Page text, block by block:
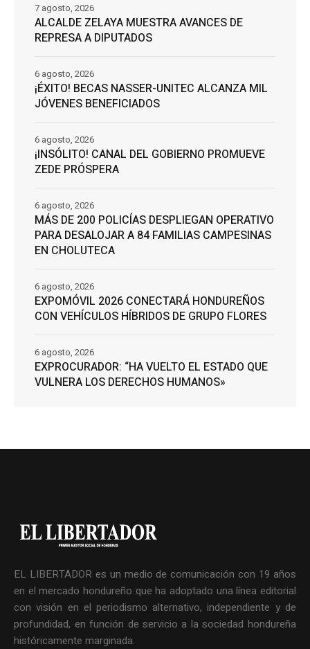
ALCALDE ZELAYA MUESTRA AVANCES DE
REPRESA A DIPUTADOS
7 agosto, 2026
¡ÉXITO! BECAS NASSER-UNITEC ALCANZA MIL
JÓVENES BENEFICIADOS
6 agosto, 2026
¡INSÓLITO! CANAL DEL GOBIERNO PROMUEVE
ZEDE PRÓSPERA
6 agosto, 2026
MÁS DE 200 POLICÍAS DESPLIEGAN OPERATIVO
PARA DESALOJAR A 84 FAMILIAS CAMPESINAS
EN CHOLUTECA
6 agosto, 2026
EXPOMÓVIL 2026 CONECTARÁ HONDUREÑOS
CON VEHÍCULOS HÍBRIDOS DE GRUPO FLORES
6 agosto, 2026
EXPROCURADOR: “HA VUELTO EL ESTADO QUE
VULNERA LOS DERECHOS HUMANOS»
6 agosto, 2026
EL LIBERTADOR es un medio de comunicación con 19 años
en el mercado hondureño que ha adoptado una línea editorial
con visión en el periodismo alternativo, independiente y de
profundidad, en función de servicio a la sociedad hondureña
históricamente marginada.